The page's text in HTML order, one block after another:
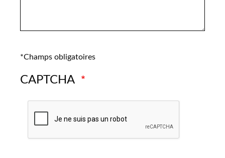
*Champs obligatoires
CAPTCHA